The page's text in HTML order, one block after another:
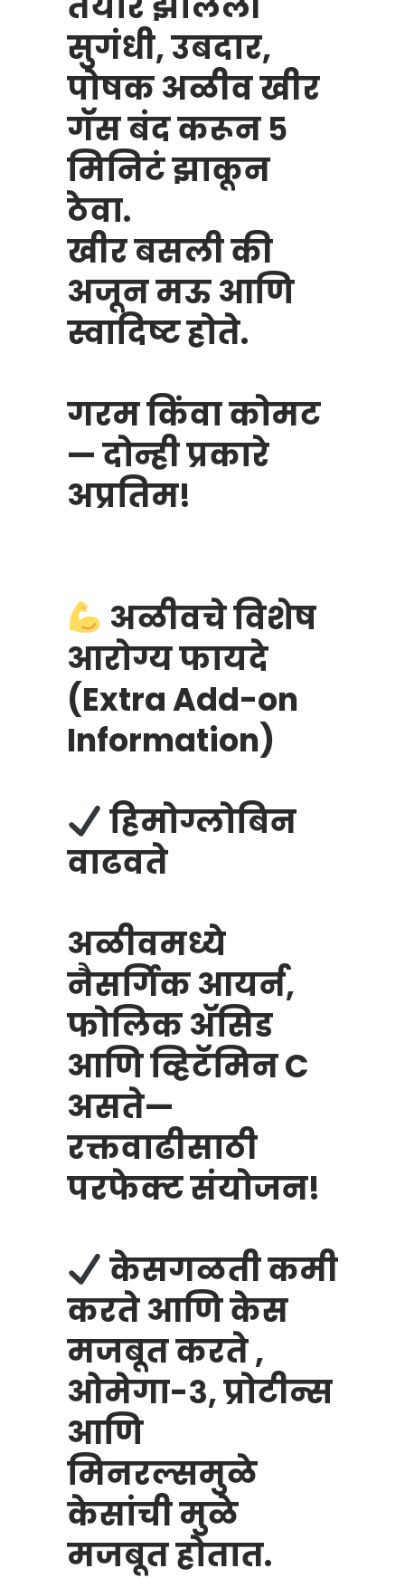
सुगंधी, उबदार,
पोषक अळीव खीर
गॅस बंद करून ५
मिनिटं झाकून
ठेवा.
खीर बसली की
अजून मऊ आणि
स्वादिष्ट होते.
गरम किंवा कोमट
— दोन्ही प्रकारे
अप्रतिम!
अळीवचे विशेष
आरोग्य फायदे
(Extra Add-on
Information)
हिमोग्लोबिन
वाढवते
अळीवमध्ये
नैसर्गिक आयर्न,
फोलिक अ‍ॅसिड
आणि व्हिटॅमिन C
असते—
रक्तवाढीसाठी
परफेक्ट संयोजन!
केसगळती कमी
करते आणि केस
मजबूत करते ,
ओमेगा-३, प्रोटीन्स
आणि
मिनरल्समुळे
केसांची मुळे
मजबूत होतात.